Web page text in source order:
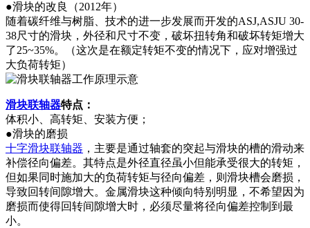
●滑块的改良（2012年）
随着碳纤维与树脂、技术的进一步发展而开发的ASJ,ASJU 30-
38尺寸的滑块，外径和尺寸不变，破坏扭转角和破坏转矩增大
了25~35%。（这次是在额定转矩不变的情况下，应对增强过
大负荷转矩）
滑块联轴器特点：
体积小、高转矩、安装方便；
●滑块的磨损
十字滑块联轴器 ，主要是通过轴套的突起与滑块的槽的滑动来
补偿径向偏差。其特点是外径直径虽小但能承受很大的转矩，
但如果同时施加大的负荷转矩与径向偏差，则滑块槽会磨损，
导致回转间隙增大。金属滑块这种倾向特别明显，不希望因为
磨损而使得回转间隙增大时，必须尽量将径向偏差控制到最
小。